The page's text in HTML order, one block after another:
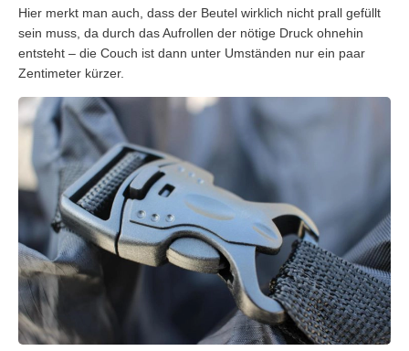
Hier merkt man auch, dass der Beutel wirklich nicht prall gefüllt
sein muss, da durch das Aufrollen der nötige Druck ohnehin
entsteht – die Couch ist dann unter Umständen nur ein paar
Zentimeter kürzer.